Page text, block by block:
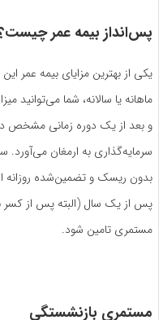
پس‌انداز بیمه عمر
یکی از بهترین مزایای بیمه عمر
ماهانه یا سالانه، شما می‌توانید
و بعد از یک دوره زمانی مشخص
سرمایه‌گذاری به ارمغان می‌آورد.
بدون ریسک و تضمین‌شده روزانه
پس از یک سال (البته پس از کسر
مستمری تامین شود.
مستمری بازنشستگی